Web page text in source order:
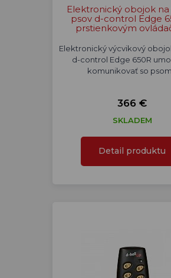
Elektronický obojok na
psov d-control Edge
prstienkovým
Elektronický výcvikový
d-control Edge 650R
komunikovať so
366 €
SKLADEM
Detail produktu